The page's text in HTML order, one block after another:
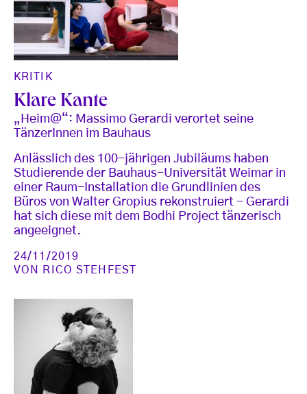
KRITIK
Klare Kante
„Heim@“: Massimo Gerardi verortet seine
TänzerInnen im Bauhaus
Anlässlich des 100-jährigen Jubiläums haben
Studierende der Bauhaus-Universität Weimar in
einer Raum-Installation die Grundlinien des
Büros von Walter Gropius rekonstruiert - Gerardi
hat sich diese mit dem Bodhi Project tänzerisch
angeeignet.
24/11/2019
VON
RICO STEHFEST